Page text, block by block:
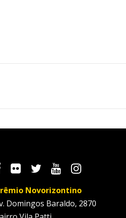
Novorizontino
Domingos Baraldo, 2870